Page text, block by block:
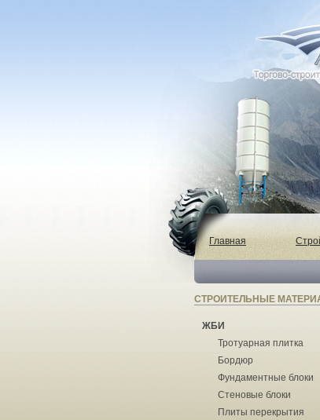
Главная
СТРОИТЕЛЬНЫЕ
ЖБИ
Тротуарная плитка
Бордюр
Фундаментные блоки
Стеновые блоки
Плиты перекрытия